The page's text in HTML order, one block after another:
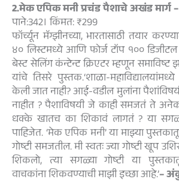
2.मेक एपिक मनी प्रचंड पैशाचे अखंड मार्ग
पाने:342। किंमत: ₹299
फॉर्च्यून मॅग्झीनच्या, भारतासाठी तयार
४० लिस्टमध्ये आणि फोर्ज टॉप १०० डिजीटल
बेस्ट सेलिंग कंन्टेन्ट क्रिएटर म्हणून
यांचे तिसरे पुस्तक.‘शाळा-
केली जात नाही? आई-वडील मुलांना
नाहीत ? पैशाविषयी जे काही समजतं ते
धक्के खातच का शिकावं लागतं ? या
पाहिजेत. ‘मेक एपिक मनी’ या माझ्या
गोष्टी समजतील. मी स्वतः ज्या गोष्टी खूप
शिकलो, त्या सगळ्या गोष्टी या
वाचकांना शिकवण्याची माझी इच्छा आहे.’–